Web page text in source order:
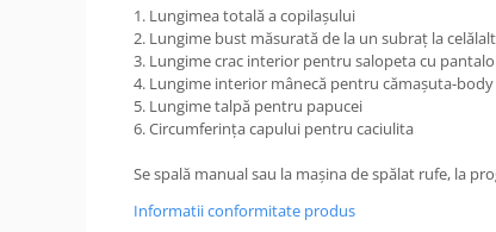
1. Lungimea totală a copilașului
2. Lungime bust măsurată de la un subraț la
3. Lungime crac interior pentru salopeta cu
4. Lungime interior mânecă pentru cămașuta-
5. Lungime talpă pentru papucei
6. Circumferința capului pentru caciulita
Se spală manual sau la mașina de spălat rufe, la
Informatii conformitate produs